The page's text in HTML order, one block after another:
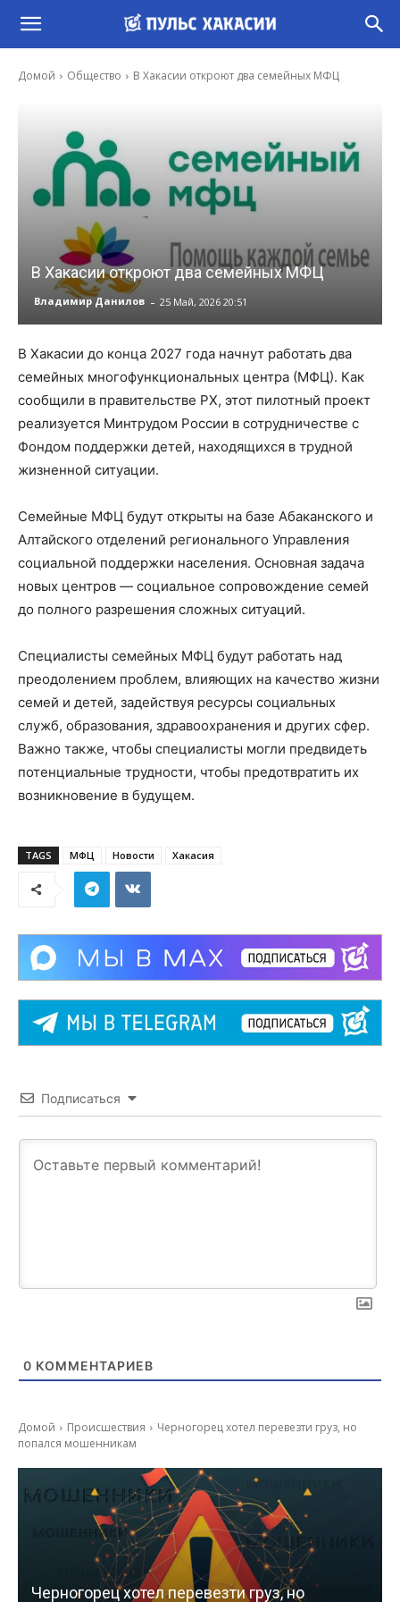
Домой Общество В Хакасии откроют два семейных МФЦ
В Хакасии откроют два семейных МФЦ
Владимир Данилов - 25 Май, 2026 20:51
В Хакасии до конца 2027 года начнут работать два
семейных многофункциональных центра (МФЦ). Как
сообщили в правительстве РХ, этот пилотный проект
реализуется Минтрудом России в сотрудничестве с
Фондом поддержки детей, находящихся в трудной
жизненной ситуации.
Семейные МФЦ будут открыты на базе Абаканского и
Алтайского отделений регионального Управления
социальной поддержки населения. Основная задача
новых центров — социальное сопровождение семей
до полного разрешения сложных ситуаций.
Специалисты семейных МФЦ будут работать над
преодолением проблем, влияющих на качество жизни
семей и детей, задействуя ресурсы социальных
служб, образования, здравоохранения и других сфер.
Важно также, чтобы специалисты могли предвидеть
потенциальные трудности, чтобы предотвратить их
возникновение в будущем.
TAGS МФЦ Новости Хакасия
Подписаться
0 КОММЕНТАРИЕВ